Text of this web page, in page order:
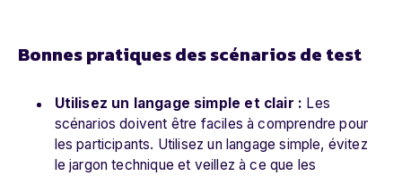
Bonnes pratiques des scénarios de test
Utilisez un langage simple et clair : Les
scénarios doivent être faciles à comprendre pour
les participants. Utilisez un langage simple, évitez
le jargon technique et veillez à ce que les